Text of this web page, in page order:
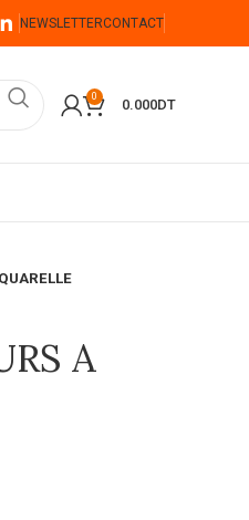
NEWSLETTERCONTACT
0
0.000DT
A